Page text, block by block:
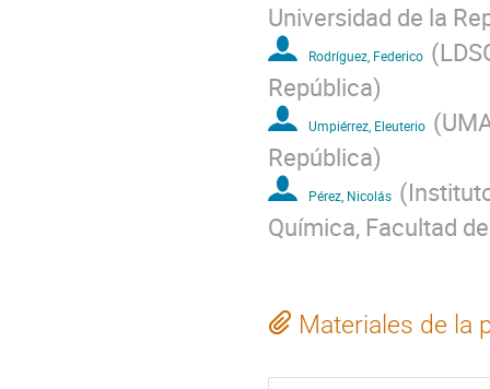
Universidad de la
Rodríguez, Federico (
República)
Umpiérrez, Eleuterio (
República)
Pérez, Nicolás (
Química, Facultad
Materiales de la